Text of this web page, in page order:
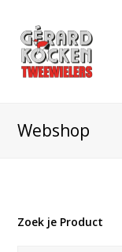
Webshop
Zoek je Product